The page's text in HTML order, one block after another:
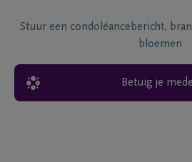
Stuur een condoléancebericht,
bloemen
Betuig je